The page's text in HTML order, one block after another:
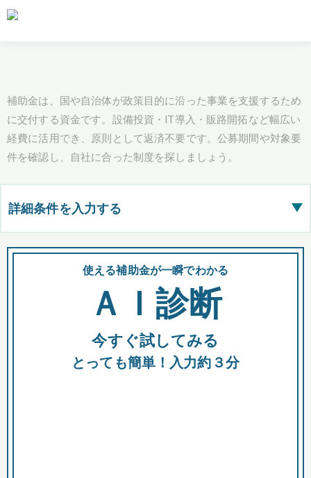
補助金は、国や自治体が政策目的に沿った事業を支援するため
に交付する資金です。設備投資・IT導入・販路開拓など幅広い
経費に活用でき、原則として返済不要です。公募期間や対象要
件を確認し、自社に合った制度を探しましょう。
詳細条件を入力する ▶
都道府県
全国の検索結果を含めて表示
助成金 融資 出資
使える補助金が一瞬でわかる
ＡＩ診断
今すぐ試してみる
とっても簡単！入力約３分